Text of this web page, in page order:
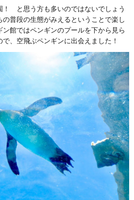
！ と思う方も多いのではないでしょう
普段の生態がみえるということで楽し
館ではペンギンのプールを下から見ら
、空飛ぶペンギンに出会えました！